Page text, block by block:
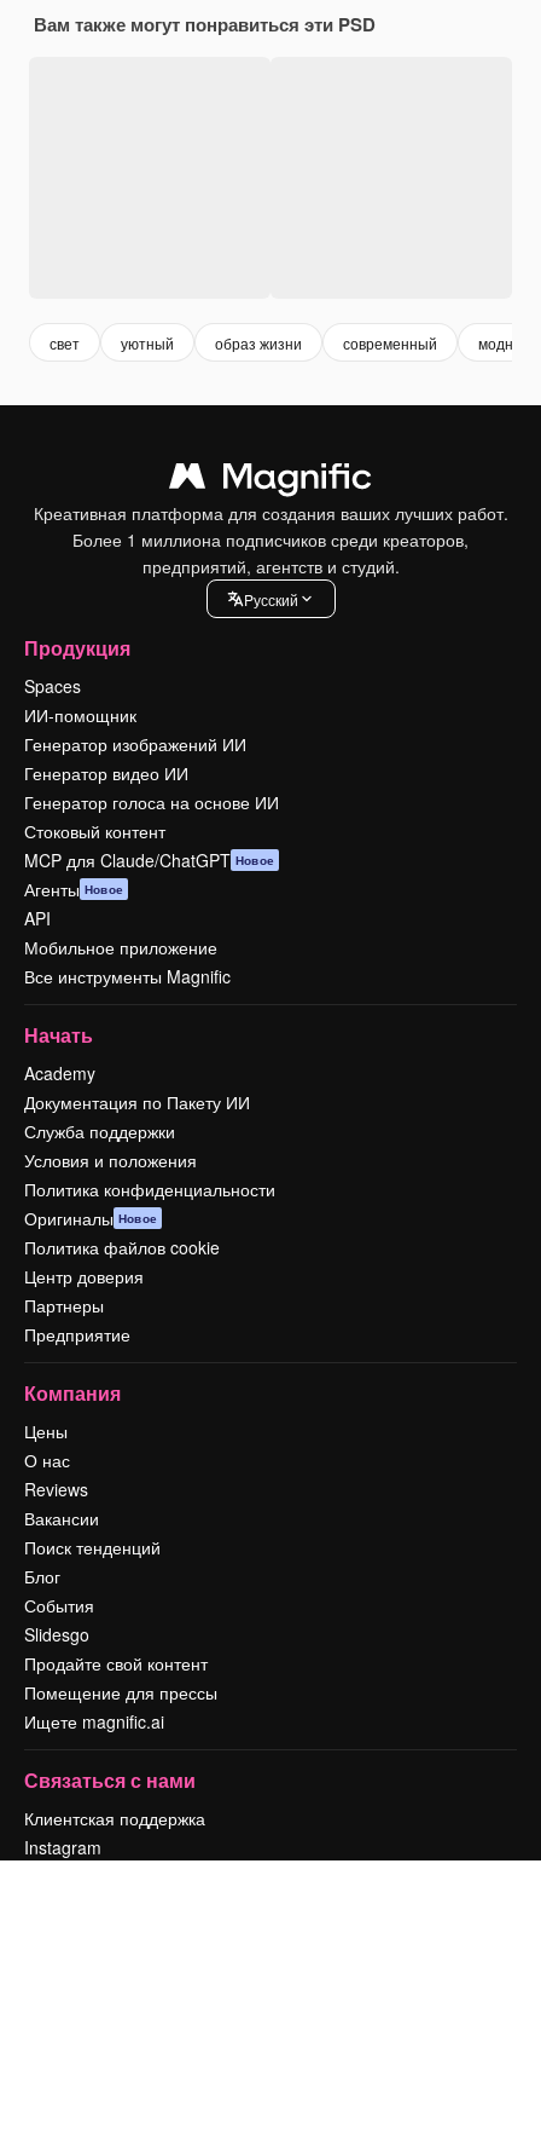
Вам также могут понравиться эти PSD
свет уютный образ жизни современный модный
Креативная платформа для создания ваших лучших работ.
Более 1 миллиона подписчиков среди креаторов,
предприятий, агентств и студий.
Pусский
Продукция
Spaces
ИИ-помощник
Генератор изображений ИИ
Генератор видео ИИ
Генератор голоса на основе ИИ
Стоковый контент
MCP для Claude/ChatGPT Новое
Агенты Новое
API
Мобильное приложение
Все инструменты Magnific
Начать
Academy
Документация по Пакету ИИ
Служба поддержки
Условия и положения
Политика конфиденциальности
Оригиналы Новое
Политика файлов cookie
Центр доверия
Партнеры
Предприятие
Компания
Цены
О нас
Reviews
Вакансии
Поиск тенденций
Блог
События
Slidesgo
Продайте свой контент
Помещение для прессы
Ищете magnific.ai
Связаться с нами
Клиентская поддержка
Instagram